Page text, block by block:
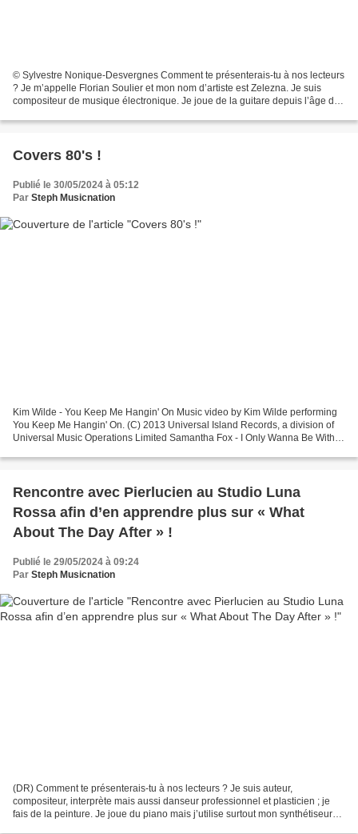
© Sylvestre Nonique-Desvergnes Comment te présenterais-tu à nos lecteurs
? Je m’appelle Florian Soulier et mon nom d’artiste est Zelezna. Je suis
compositeur de musique électronique. Je joue de la guitare depuis l’âge de
Covers 80's !
Publié le 30/05/2024 à 05:12
Par Steph Musicnation
Kim Wilde - You Keep Me Hangin' On Music video by Kim Wilde performing
You Keep Me Hangin' On. (C) 2013 Universal Island Records, a division of
Universal Music Operations Limited Samantha Fox - I Only Wanna Be With
Rencontre avec Pierlucien au Studio Luna
Rossa afin d’en apprendre plus sur « What
About The Day After » !
Publié le 29/05/2024 à 09:24
Par Steph Musicnation
(DR) Comment te présenterais-tu à nos lecteurs ? Je suis auteur,
compositeur, interprète mais aussi danseur professionnel et plasticien ; je
fais de la peinture. Je joue du piano mais j’utilise surtout mon synthétiseur